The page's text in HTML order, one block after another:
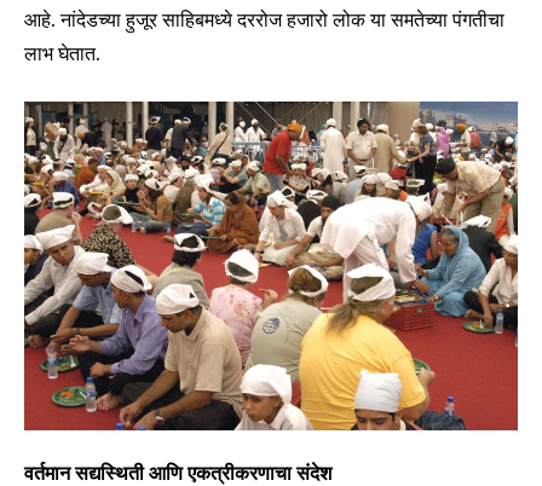
आहे. नांदेडच्या हुजूर साहिबमध्ये दररोज हजारो लोक या समतेच्या पंगतीचा
लाभ घेतात.
वर्तमान सद्यस्थिती आणि एकत्रीकरणाचा संदेश